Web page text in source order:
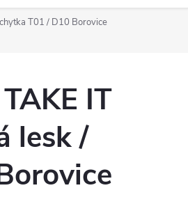
T01 / D10 Borovice
IT
lesk /